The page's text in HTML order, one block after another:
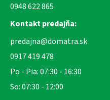
0948 622 865
Kontakt predajňa:
predajna@domatra.sk
0917 419 478
Po - Pia: 07:30 - 16:30
So: 07:30 - 12:00